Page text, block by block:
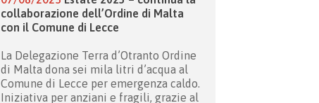
collaborazione dell’Ordine di Malta
con il Comune di Lecce
La Delegazione Terra d’Otranto Ordine
di Malta dona sei mila litri d’acqua al
Comune di Lecce per emergenza caldo.
Iniziativa per anziani e fragili, grazie al